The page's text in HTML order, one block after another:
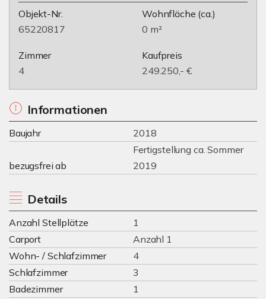
Objekt-Nr.
65220817
Wohnfläche (ca.)
0 m²
Zimmer
4
Kaufpreis
249.250,- €
Informationen
Baujahr 2018
bezugsfrei ab
Fertigstellung ca. Sommer
2019
Details
Anzahl Stellplätze
1
Carport
Anzahl 1
Wohn- / Schlafzimmer
4
Schlafzimmer
3
Badezimmer
1